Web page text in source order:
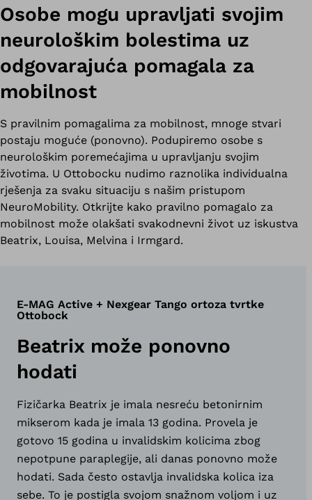
Osobe mogu upravljati svojim
neurološkim bolestima uz
odgovarajuća pomagala za
mobilnost
S pravilnim pomagalima za mobilnost, mnoge stvari
postaju moguće (ponovno). Podupiremo osobe s
neurološkim poremećajima u upravljanju svojim
životima. U Ottobocku nudimo raznolika individualna
rješenja za svaku situaciju s našim pristupom
NeuroMobility. Otkrijte kako pravilno pomagalo za
mobilnost može olakšati svakodnevni život uz iskustva
Beatrix, Louisa, Melvina i Irmgard.
E-MAG Active + Nexgear Tango ortoza tvrtke
Ottobock
Beatrix može ponovno
hodati
Fizičarka Beatrix je imala nesreću betonirnim
mikserom kada je imala 13 godina. Provela je
gotovo 15 godina u invalidskim kolicima zbog
nepotpune paraplegije, ali danas ponovno može
hodati. Sada često ostavlja invalidska kolica iza
sebe. To je postigla svojom snažnom voljom i uz